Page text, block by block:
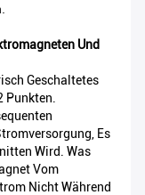
Und
Geschaltetes
Punkten.
Es
Wird. Was
Vom
Nicht Während